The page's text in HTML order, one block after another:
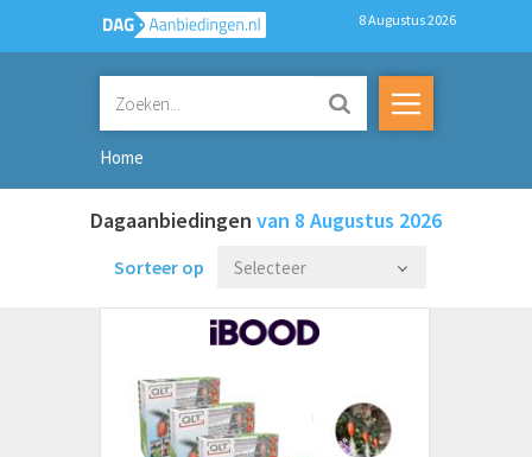
8 Augustus 2026
Home
Dagaanbiedingen van 8 Augustus 2026
Sorteer op